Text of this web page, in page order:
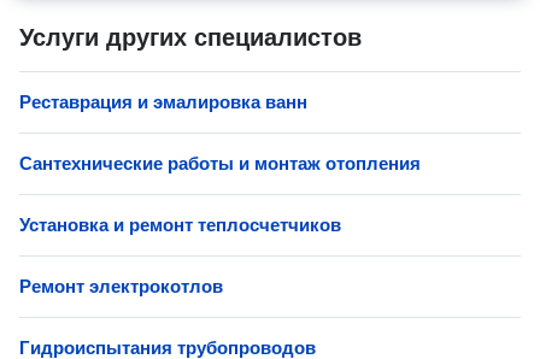
Услуги других специалистов
Реставрация и эмалировка ванн
Сантехнические работы и монтаж отопления
Установка и ремонт теплосчетчиков
Ремонт электрокотлов
Гидроиспытания трубопроводов